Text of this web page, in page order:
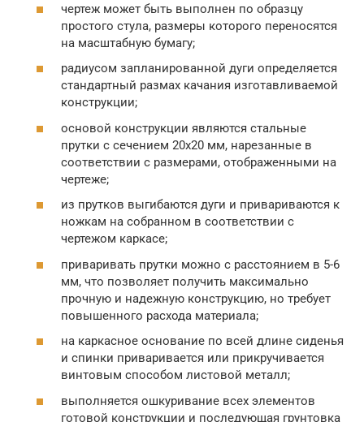
чертеж может быть выполнен по образцу
простого стула, размеры которого переносятся
на масштабную бумагу;
радиусом запланированной дуги определяется
стандартный размах качания изготавливаемой
конструкции;
основой конструкции являются стальные
прутки с сечением 20х20 мм, нарезанные в
соответствии с размерами, отображенными на
чертеже;
из прутков выгибаются дуги и привариваются к
ножкам на собранном в соответствии с
чертежом каркасе;
приваривать прутки можно с расстоянием в 5-6
мм, что позволяет получить максимально
прочную и надежную конструкцию, но требует
повышенного расхода материала;
на каркасное основание по всей длине сиденья
и спинки приваривается или прикручивается
винтовым способом листовой металл;
выполняется ошкуривание всех элементов
готовой конструкции и последующая грунтовка